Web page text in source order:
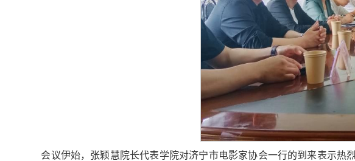
会议伊始，张颖慧院长代表学院对济宁市电影家协会一行的到来表示